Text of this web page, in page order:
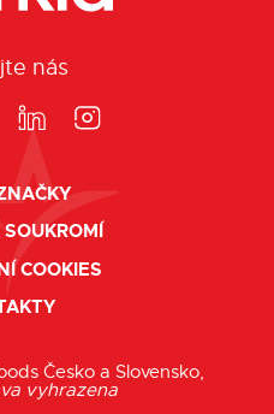
nás
COOKIES
Česko a Slovensko,
vyhrazena